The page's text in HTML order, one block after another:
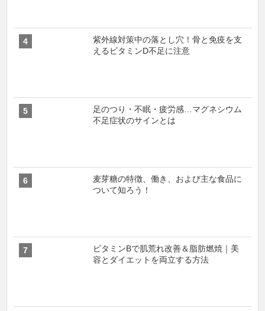
紫外線対策中の落とし穴！骨と免疫を支
えるビタミンD不足に注意
足のつり・不眠・疲労感…マグネシウム
不足症状のサインとは
麦芽糖の特徴、働き、および主な食品に
ついて知ろう！
ビタミンBで肌荒れ改善＆脂肪燃焼｜美
容とダイエットを両立する方法